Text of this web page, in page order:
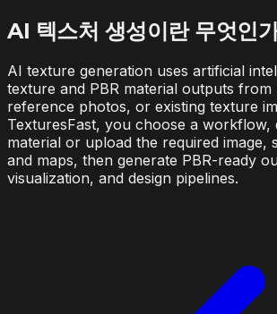
AI 텍스처 생성이란 무엇인
AI texture generation uses artificial
texture and PBR material outputs from
reference photos, or existing texture
TexturesFast, you choose a workflow,
material or upload the required image,
and maps, then generate PBR-ready
visualization, and design pipelines.